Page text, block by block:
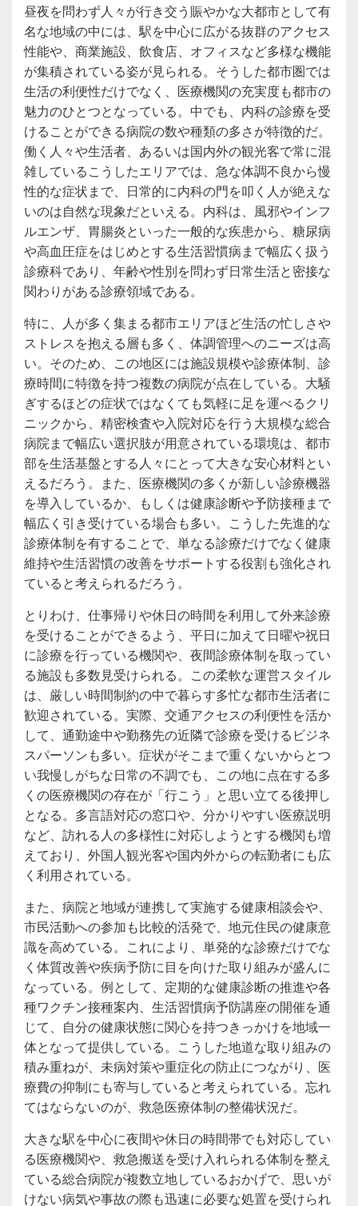
昼夜を問わず人々が行き交う賑やかな大都市として有
名な地域の中には、駅を中心に広がる抜群のアクセス
性能や、商業施設、飲食店、オフィスなど多様な機能
が集積されている姿が見られる。 そうした都市圏では
生活の利便性だけでなく、医療機関の充実度も都市の
魅力のひとつとなっている。中でも、内科の診療を受
けることができる病院の数や種類の多さが特徴的だ。
働く人々や生活者、あるいは国内外の観光客で常に混
雑しているこうしたエリアでは、急な体調不良から慢
性的な症状まで、日常的に内科の門を叩く人が絶えな
いのは自然な現象だといえる。内科は、風邪やインフ
ルエンザ、胃腸炎といった一般的な疾患から、糖尿病
や高血圧症をはじめとする生活習慣病まで幅広く扱う
診療科であり、年齢や性別を問わず日常生活と密接な
関わりがある診療領域である。
特に、人が多く集まる都市エリアほど生活の忙しさや
ストレスを抱える層も多く、体調管理へのニーズは高
い。そのため、この地区には施設規模や診療体制、診
療時間に特徴を持つ複数の病院が点在している。大騒
ぎするほどの症状ではなくても気軽に足を運べるクリ
ニックから、精密検査や入院対応を行う大規模な総合
病院まで幅広い選択肢が用意されている環境は、都市
部を生活基盤とする人々にとって大きな安心材料とい
えるだろう。また、医療機関の多くが新しい診療機器
を導入しているか、もしくは健康診断や予防接種まで
幅広く引き受けている場合も多い。こうした先進的な
診療体制を有することで、単なる診療だけでなく健康
維持や生活習慣の改善をサポートする役割も強化され
ていると考えられるだろう。
とりわけ、仕事帰りや休日の時間を利用して外来診療
を受けることができるよう、平日に加えて日曜や祝日
に診療を行っている機関や、夜間診療体制を取ってい
る施設も多数見受けられる。この柔軟な運営スタイル
は、厳しい時間制約の中で暮らす多忙な都市生活者に
歓迎されている。実際、交通アクセスの利便性を活か
して、通勤途中や勤務先の近隣で診療を受けるビジネ
スパーソンも多い。症状がそこまで重くないからとつ
い我慢しがちな日常の不調でも、この地に点在する多
くの医療機関の存在が「行こう」と思い立てる後押し
となる。多言語対応の窓口や、分かりやすい医療説明
など、訪れる人の多様性に対応しようとする機関も増
えており、外国人観光客や国内外からの転勤者にも広
く利用されている。
また、病院と地域が連携して実施する健康相談会や、
市民活動への参加も比較的活発で、地元住民の健康意
識を高めている。これにより、単発的な診療だけでな
く体質改善や疾病予防に目を向けた取り組みが盛んに
なっている。例として、定期的な健康診断の推進や各
種ワクチン接種案内、生活習慣病予防講座の開催を通
じて、自分の健康状態に関心を持つきっかけを地域一
体となって提供している。こうした地道な取り組みの
積み重ねが、未病対策や重症化の防止につながり、医
療費の抑制にも寄与していると考えられている。忘れ
てはならないのが、救急医療体制の整備状況だ。
大きな駅を中心に夜間や休日の時間帯でも対応してい
る医療機関や、救急搬送を受け入れられる体制を整え
ている総合病院が複数立地しているおかげで、思いが
けない病気や事故の際も迅速に必要な処置を受けられ